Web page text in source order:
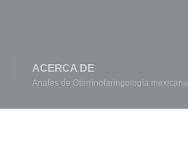
ACERCA DE
Anales de Otorrinolaringología mexicana